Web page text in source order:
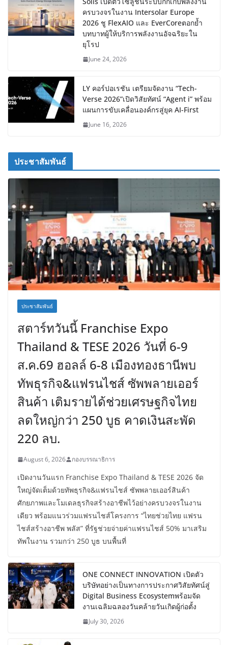
ครบวงจรในงาน Intersolar Europe
2026 ชู FlexAIO และ EverCoreตอกย้ำ
บทบาทผู้ให้บริการพลังงานอัจฉริยะใน
ยุโรป
June 24, 2026
LY คอร์ปอเรชัน เตรียมจัดงาน “Tech-
Verse 2026”เปิดวิสัยทัศน์ “Agent i” พร้อม
แผนการขับเคลื่อนองค์กรสู่ยุค AI-First
June 16, 2026
ประชาสัมพันธ์
ประชาสัมพันธ์
สตาร์ทวันนี้ Franchise Expo
Thailand & TESE 2026 วันที่ 6-9
ส.ค.69 ฮอลล์ 6-8 เมืองทองธานีพบ
ทัพธุรกิจ&แฟรนไชส์ ซัพพลายเออร์
สินค้า เติมรายได้ช่วยเศรษฐกิจไทย
ลดใหญ่กว่า 250 บูธ คาดเงินสะพัด
220 ลบ.
August 6, 2026 กองบรรณาธิการ
เปิดงานวันแรก Franchise Expo Thailand & TESE 2026 จัด
ใหญ่จัดเต็มด้วยทัพธุรกิจ&แฟรนไชส์ ซัพพลายเออร์สินค้า
ศักยภาพและโมเดลธุรกิจสร้างอาชีพไว้อย่างครบวงจรในงาน
เดียว พร้อมแนวร่วมแฟรนไชส์โครงการ “ไทยช่วยไทย แฟรน
ไชส์สร้างอาชีพ พลัส” ที่รัฐช่วยจ่ายค่าแฟรนไชส์ 50% มาเสริม
ทัพในงาน รวมกว่า 250 บูธ บนพื้นที่
ONE CONNECT INNOVATION เปิดตัว
บริษัทอย่างเป็นทางการประกาศวิสัยทัศน์สู่
Digital Business Ecosystemพร้อมจัด
งานเฉลิมฉลองวันคล้ายวันเกิดผู้ก่อตั้ง
July 30, 2026